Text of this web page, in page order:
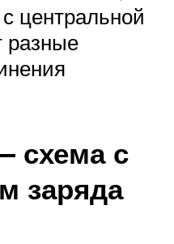
центральной
разные
схема с
заряда